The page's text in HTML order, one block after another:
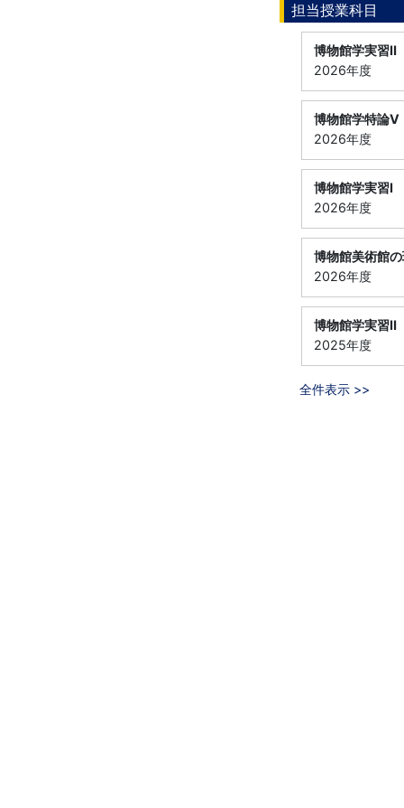
担当授業科目
博物館学実習Ⅱ
2026年度
博物館学特論Ⅴ
2026年度
博物館学実習Ⅰ
2026年度
博物館美術館
2026年度
博物館学実習Ⅱ
2025年度
全件表示 >>